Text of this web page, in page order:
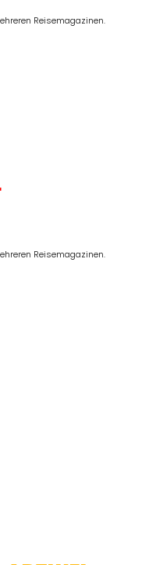
Reisemagazinen.
Reisemagazinen.